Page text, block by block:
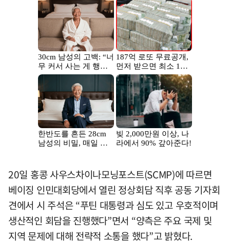
20일 홍콩 사우스차이나모닝포스트(SCMP)에 따르면
베이징 인민대회당에서 열린 정상회담 직후 공동 기자회
견에서 시 주석은 “푸틴 대통령과 심도 있고 우호적이며
생산적인 회담을 진행했다”면서 “양측은 주요 국제 및
지역 문제에 대해 전략적 소통을 했다”고 밝혔다.